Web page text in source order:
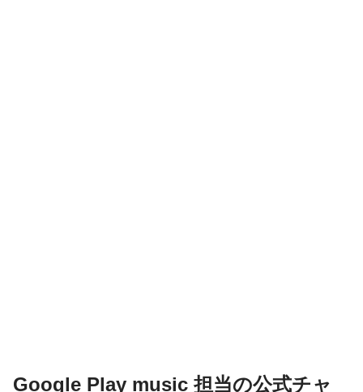
Google Play music 担当の公式チャ